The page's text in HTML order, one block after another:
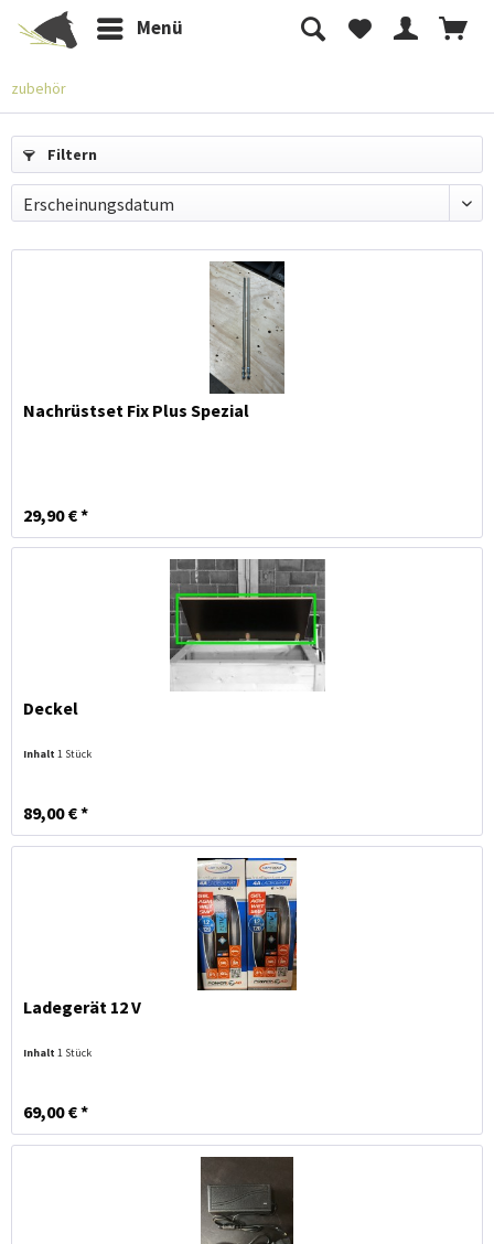
Menü
zubehör
Filtern
Nachrüstset Fix Plus Spezial
29,90 € *
Deckel
Inhalt1 Stück
89,00 € *
Ladegerät 12 V
Inhalt1 Stück
69,00 € *